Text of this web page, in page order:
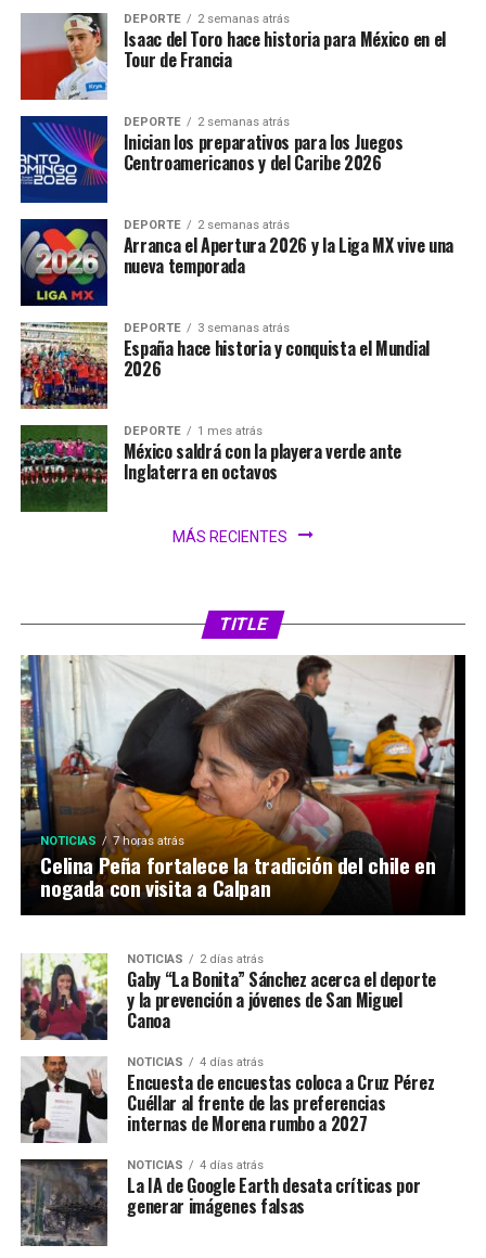
DEPORTE 2 semanas atrás
Isaac del Toro hace historia para México en el
Tour de Francia
DEPORTE 2 semanas atrás
Inician los preparativos para los Juegos
Centroamericanos y del Caribe 2026
DEPORTE 2 semanas atrás
Arranca el Apertura 2026 y la Liga MX vive una
nueva temporada
DEPORTE 3 semanas atrás
España hace historia y conquista el Mundial
2026
DEPORTE 1 mes atrás
México saldrá con la playera verde ante
Inglaterra en octavos
MÁS RECIENTES
TITLE
NOTICIAS 7 horas atrás
Celina Peña fortalece la tradición del chile en
nogada con visita a Calpan
SIN CATEGORÍA 2 días atrás
FIFA analiza ampliar el Mundial 2030 a 64
selecciones
NOTICIAS 2 días atrás
Gaby “La Bonita” Sánchez acerca el deporte
y la prevención a jóvenes de San Miguel
Canoa
NOTICIAS 4 días atrás
Encuesta de encuestas coloca a Cruz Pérez
Cuéllar al frente de las preferencias
internas de Morena rumbo a 2027
NOTICIAS 4 días atrás
La IA de Google Earth desata críticas por
generar imágenes falsas